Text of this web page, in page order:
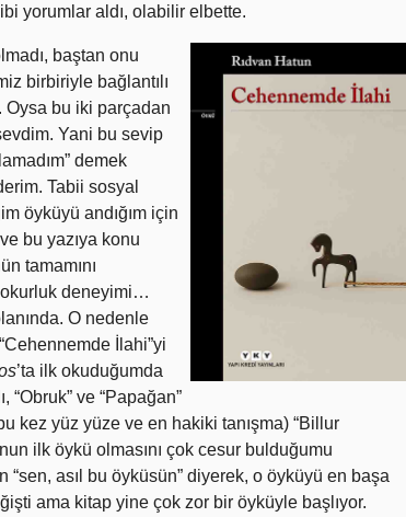
yorumlar aldı, olabilir elbette.
baştan onu
birbiriyle bağlantılı
Oysa bu iki parçadan
Yani bu sevip
demek
Tabii sosyal
öyküyü andığım için
bu yazıya konu
tamamını
okurluk deneyimi…
O nedenle
İlahi”yi
’ta ilk okuduğumda
“Obruk” ve “Papağan”
kez yüz yüze ve en hakiki tanışma) “Billur
ilk öykü olmasını çok cesur bulduğumu
“sen, asıl bu öyküsün” diyerek, o öyküyü en başa
ama kitap yine çok zor bir öyküyle başlıyor.